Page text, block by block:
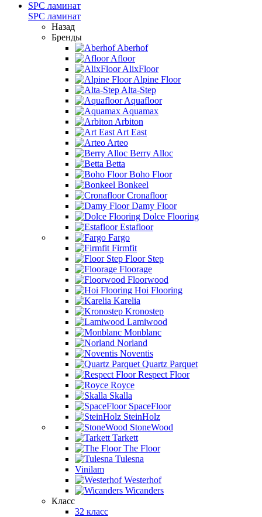
SPC ламинат
SPC ламинат
Назад
Бренды
Aberhof
Afloor
AlixFloor
Alpine Floor
Alta-Step
Aquafloor
Aquamax
Arbiton
Art East
Arteo
Berry Alloc
Betta
Boho Floor
Bonkeel
Cronafloor
Damy Floor
Dolce Flooring
Estafloor
Fargo
Firmfit
Floor Step
Floorage
Floorwood
Hoi Flooring
Karelia
Kronostep
Lamiwood
Monblanc
Norland
Noventis
Quartz Parquet
Respect Floor
Royce
Skalla
SpaceFloor
SteinHolz
StoneWood
Tarkett
The Floor
Tulesna
Vinilam
Westerhof
Wicanders
Класс
32 класс